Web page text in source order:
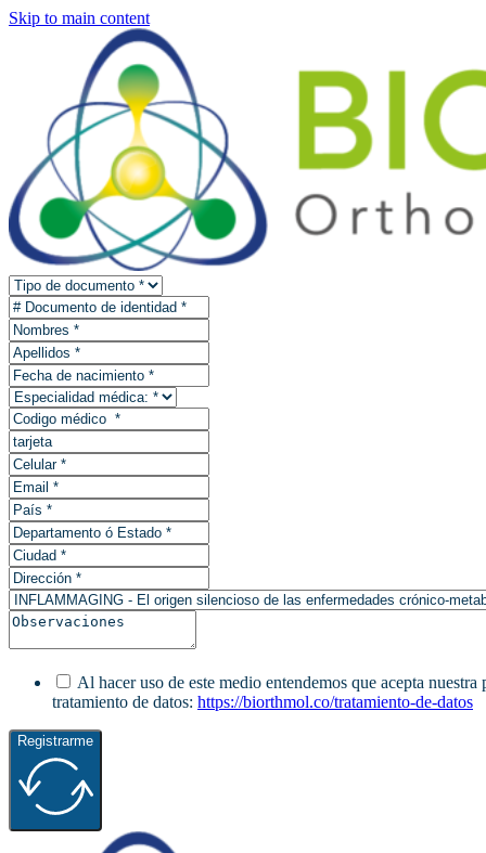
Skip to main content
Al hacer uso de este medio entendemos que acepta
tratamiento de datos: https://biorthmol.co/tratamiento-de-datos
Registrarme